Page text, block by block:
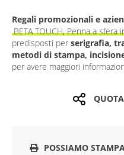
Regali promozionali e
BETA TOUCH, Penna a sfera
predisposti per serigrafia,
metodi di stampa,
per avere maggiori
QUOTA
POSSIAMO